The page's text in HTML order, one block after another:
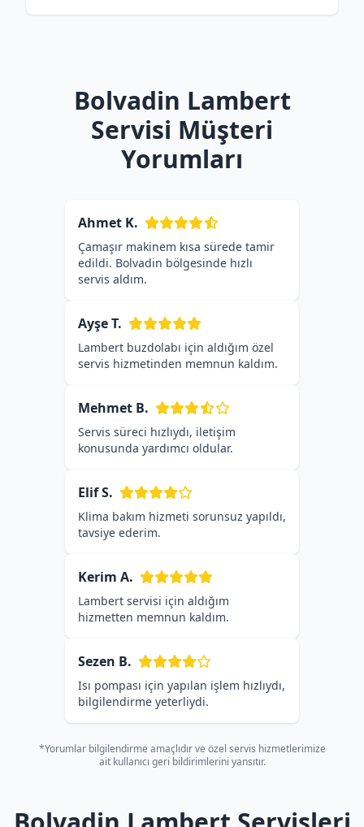
Bolvadin Lambert
Servisi Müşteri
Yorumları
Ahmet K.
Çamaşır makinem kısa sürede tamir
edildi. Bolvadin bölgesinde hızlı
servis aldım.
Ayşe T.
Lambert buzdolabı için aldığım özel
servis hizmetinden memnun kaldım.
Mehmet B.
Servis süreci hızlıydı, iletişim
konusunda yardımcı oldular.
Elif S.
Klima bakım hizmeti sorunsuz yapıldı,
tavsiye ederim.
Kerim A.
Lambert servisi için aldığım
hizmetten memnun kaldım.
Sezen B.
Isı pompası için yapılan işlem hızlıydı,
bilgilendirme yeterliydi.
*Yorumlar bilgilendirme amaçlıdır ve özel servis hizmetlerimize
ait kullanıcı geri bildirimlerini yansıtır.